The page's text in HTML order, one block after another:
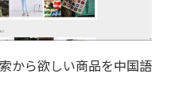
から欲しい商品を中国語